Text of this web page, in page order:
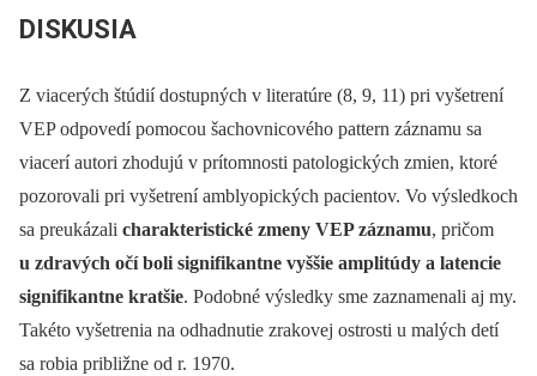
DISKUSIA
Z viacerých štúdií dostupných v literatúre (8, 9, 11) pri vyšetrení
VEP odpovedí pomocou šachovnicového pattern záznamu sa
viacerí autori zhodujú v prítomnosti patologických zmien, ktoré
pozorovali pri vyšetrení amblyopických pacientov. Vo výsledkoch
sa preukázali charakteristické zmeny VEP záznamu, pričom
u zdravých očí boli signifikantne vyššie amplitúdy a latencie
signifikantne kratšie. Podobné výsledky sme zaznamenali aj my.
Takéto vyšetrenia na odhadnutie zrakovej ostrosti u malých detí
sa robia približne od r. 1970.